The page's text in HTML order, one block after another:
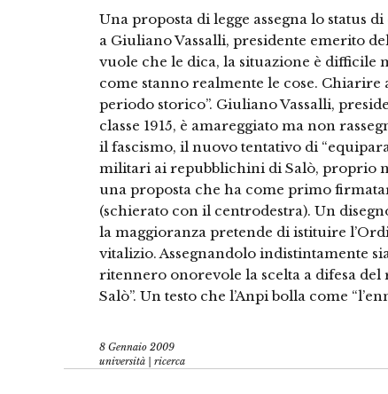
Una proposta di legge assegna lo status
a Giuliano Vassalli, presidente emerito
vuole che le dica, la situazione è difficile
come stanno realmente le cose. Chiarire
periodo storico”. Giuliano Vassalli,
classe 1915, è amareggiato ma non
il fascismo, il nuovo tentativo di
militari ai repubblichini di Salò, proprio
una proposta che ha come primo
(schierato con il centrodestra). Un
la maggioranza pretende di istituire
vitalizio. Assegnandolo indistintamente
ritennero onorevole la scelta a difesa
Salò”. Un testo che l’Anpi bolla come
8 Gennaio 2009
università | ricerca